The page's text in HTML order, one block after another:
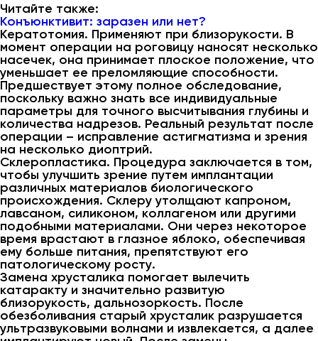
Читайте также:
Конъюнктивит: заразен или нет?
Кератотомия. Применяют при близорукости. В
момент операции на роговицу наносят несколько
насечек, она принимает плоское положение, что
уменьшает ее преломляющие способности.
Предшествует этому полное обследование,
поскольку важно знать все индивидуальные
параметры для точного высчитывания глубины и
количества надрезов. Реальный результат после
операции – исправление астигматизма и зрения
на несколько диоптрий.
Склеропластика. Процедура заключается в том,
чтобы улучшить зрение путем имплантации
различных материалов биологического
происхождения. Склеру утолщают капроном,
лавсаном, силиконом, коллагеном или другими
подобными материалами. Они через некоторое
время врастают в глазное яблоко, обеспечивая
ему больше питания, препятствуют его
патологическому росту.
Замена хрусталика помогает вылечить
катаракту и значительно развитую
близорукость, дальнозоркость. После
обезболивания старый хрусталик разрушается
ультразвуковыми волнами и извлекается, а далее